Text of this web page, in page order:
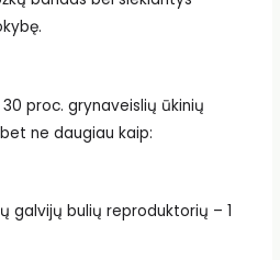
proc. grynaveislių ūkinių
ne daugiau kaip:
galvijų bulių reproduktorių – 1